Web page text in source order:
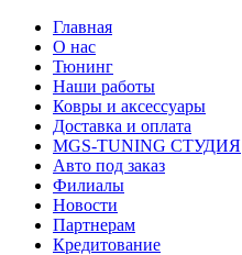
Главная
О нас
Тюнинг
Наши работы
Ковры и аксессуары
Доставка и оплата
MGS-TUNING СТУДИЯ
Авто под заказ
Филиалы
Новости
Партнерам
Кредитование